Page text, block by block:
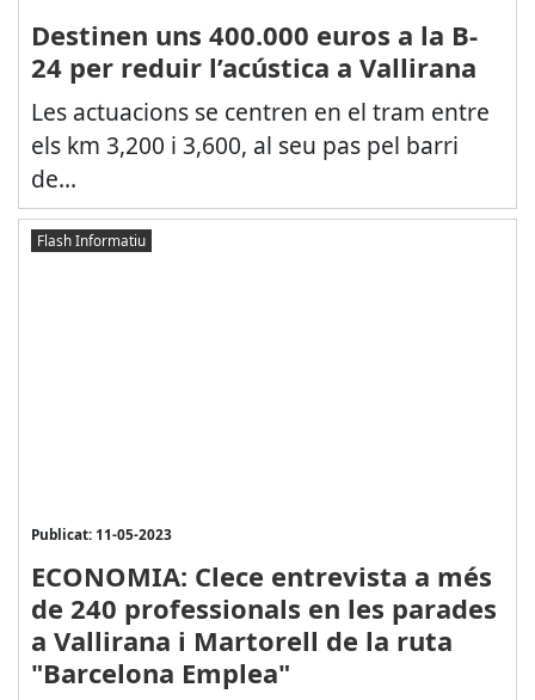
Destinen uns 400.000 euros a la B-
24 per reduir l’acústica a Vallirana
Les actuacions se centren en el tram entre
els km 3,200 i 3,600, al seu pas pel barri
de...
Flash Informatiu
Publicat: 11-05-2023
ECONOMIA: Clece entrevista a més
de 240 professionals en les parades
a Vallirana i Martorell de la ruta
"Barcelona Emplea"